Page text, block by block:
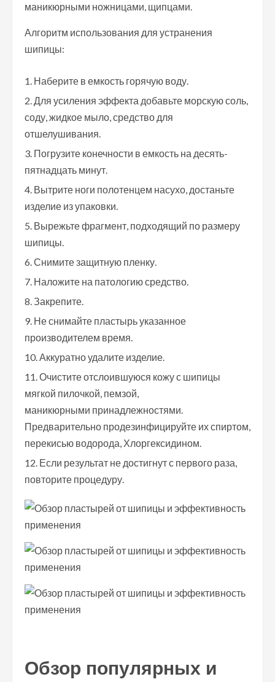
маникюрными ножницами, щипцами.
Алгоритм использования для устранения
шипицы:
Наберите в емкость горячую воду.
Для усиления эффекта добавьте морскую соль,
соду, жидкое мыло, средство для
отшелушивания.
Погрузите конечности в емкость на десять-
пятнадцать минут.
Вытрите ноги полотенцем насухо, достаньте
изделие из упаковки.
Вырежьте фрагмент, подходящий по размеру
шипицы.
Снимите защитную пленку.
Наложите на патологию средство.
Закрепите.
Не снимайте пластырь указанное
производителем время.
Аккуратно удалите изделие.
Очистите отслоившуюся кожу с шипицы
мягкой пилочкой, пемзой,
маникюрными принадлежностями.
Предварительно продезинфицируйте их спиртом,
перекисью водорода, Хлоргексидином.
Если результат не достигнут с первого раза,
повторите процедуру.
Обзор популярных и